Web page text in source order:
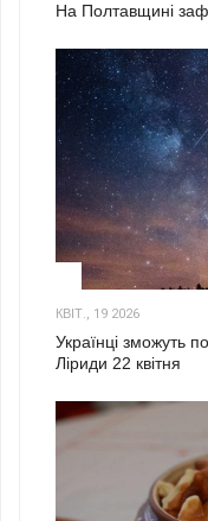
На Полтавщині
КВІТ., 19 2026
Українці зможуть
Ліриди 22 квітня